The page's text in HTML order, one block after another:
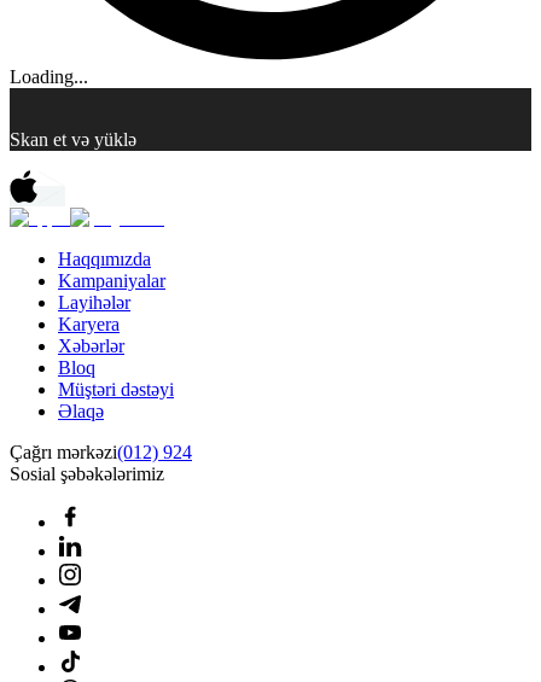
Loading...
Skan et və yüklə
Haqqımızda
Kampaniyalar
Layihələr
Karyera
Xəbərlər
Bloq
Müştəri dəstəyi
Əlaqə
Çağrı mərkəzi(012) 924
Sosial şəbəkələrimiz